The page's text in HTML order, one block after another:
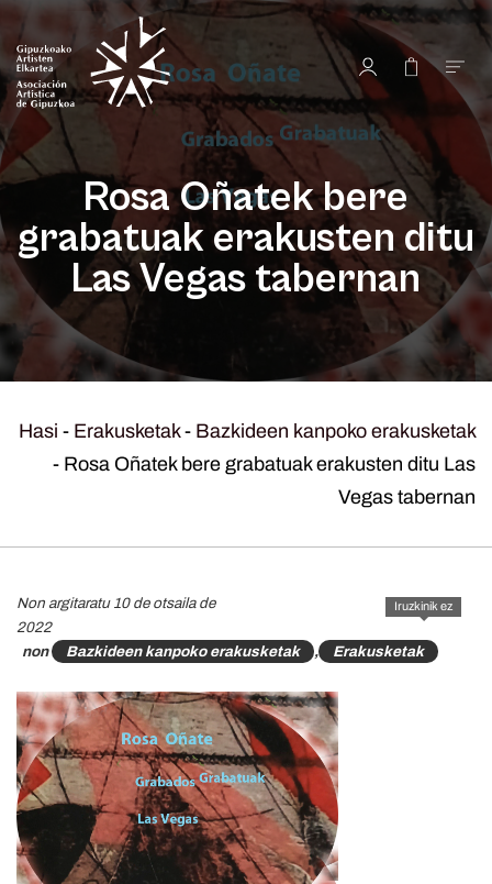
Rosa Oñatek bere
grabatuak erakusten ditu
Las Vegas tabernan
Hasi - Erakusketak- Bazkideen kanpoko erakusketak
- Rosa Oñatek bere grabatuak erakusten ditu Las
Vegas tabernan
Iruzkinik ez
Non argitaratu 10 de otsaila de
2022
non
Bazkideen kanpoko erakusketak , Erakusketak